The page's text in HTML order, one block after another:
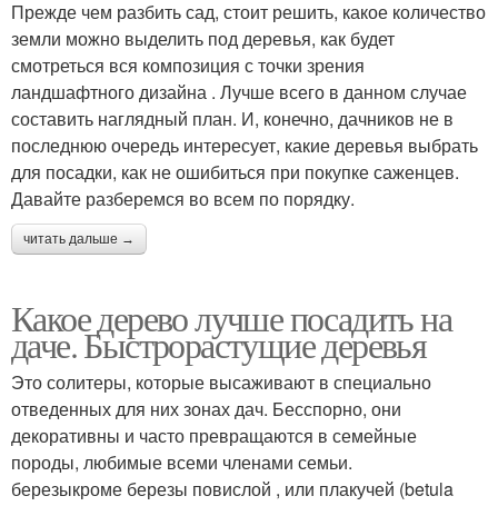
Прежде чем разбить сад, стоит решить, какое количество
земли можно выделить под деревья, как будет
смотреться вся композиция с точки зрения
ландшафтного дизайна . Лучше всего в данном случае
составить наглядный план. И, конечно, дачников не в
последнюю очередь интересует, какие деревья выбрать
для посадки, как не ошибиться при покупке саженцев.
Давайте разберемся во всем по порядку.
читать дальше →
Какое дерево лучше посадить на
даче. Быстрорастущие деревья
Это солитеры, которые высаживают в специально
отведенных для них зонах дач. Бесспорно, они
декоративны и часто превращаются в семейные
породы, любимые всеми членами семьи.
березыкроме березы повислой , или плакучей (betula